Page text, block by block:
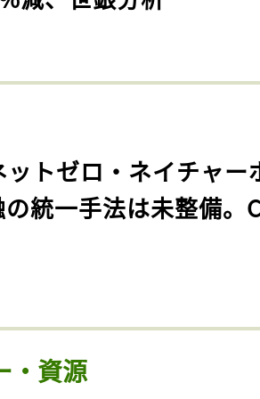
ットゼロ・ネイチャー
統一手法は未整備。
・資源